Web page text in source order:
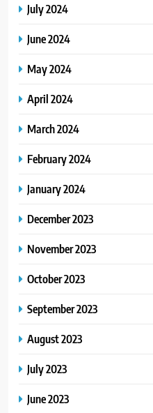
July 2024
June 2024
May 2024
April 2024
March 2024
February 2024
January 2024
December 2023
November 2023
October 2023
September 2023
August 2023
July 2023
June 2023